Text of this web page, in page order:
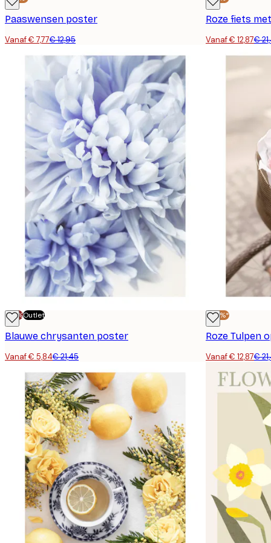
Paaswensen poster
Vanaf € 7,77€ 12,95
Roze fiets
Vanaf € 12,87€
-70%Outlet
Blauwe chrysanten poster
Vanaf € 5,84€ 21,45
-40%*
Roze Tulpen
Vanaf € 12,87€